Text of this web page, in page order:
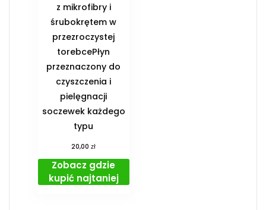
z mikrofibry i
śrubokrętem w
przezroczystej
torebcePłyn
przeznaczony do
czyszczenia i
pielęgnacji
soczewek każdego
typu
20,00zł
Zobacz gdzie
kupić najtaniej